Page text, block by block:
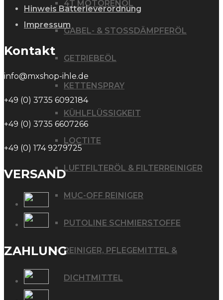
4T MOTORENÖL
GABEL- & STOSSDÄMPFERÖL
GETRIEBEÖL
KETTENSPRAY
KÜHLFLÜSSIGKEIT
LOCTITE
LUFTFILTERÖL & FILTERREINIGER
MUC-OFF REINIGER
PUTOLINE SCHMIERSTOFFE
REINIGER, PFLEGEMITTEL &
DICHTMITTEL
Hinweis Batterieverordnung
Impressum
Kontakt
info@mxshop-ihle.de
+49 (0) 3735 6092184
+49 (0) 3735 6607266
+49 (0) 174 9279725
VERSAND
ZAHLUNG